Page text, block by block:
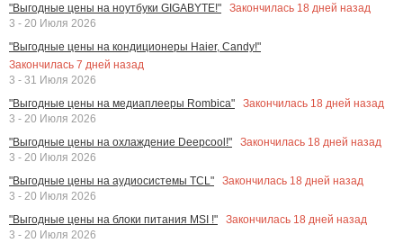
"Выгодные цены на ноутбуки GIGABYTE!"
Закончилась 18 дней назад
3 - 20 Июля 2026
"Выгодные цены на кондиционеры Haier, Candy!"
Закончилась 7 дней назад
3 - 31 Июля 2026
"Выгодные цены на медиаплееры Rombica"
Закончилась 18 дней назад
3 - 20 Июля 2026
"Выгодные цены на охлаждение Deepcool!"
Закончилась 18 дней назад
3 - 20 Июля 2026
"Выгодные цены на аудиосистемы TCL"
Закончилась 18 дней назад
3 - 20 Июля 2026
"Выгодные цены на блоки питания MSI !"
Закончилась 18 дней назад
3 - 20 Июля 2026